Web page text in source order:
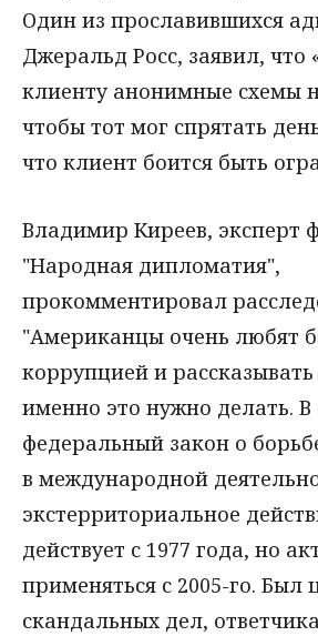
Один из прославившихся
Джеральд Росс, заявил,
клиенту анонимные схемы
чтобы тот мог спрятать
что клиент боится быть
Владимир Киреев, эксперт
"Народная дипломатия",
прокомментировал
"Американцы очень любят
коррупцией и
именно это нужно делать.
федеральный закон о
в международной
экстерриториальное
действует с 1977 года, но
применяться с 2005-го. Был
скандальных дел,